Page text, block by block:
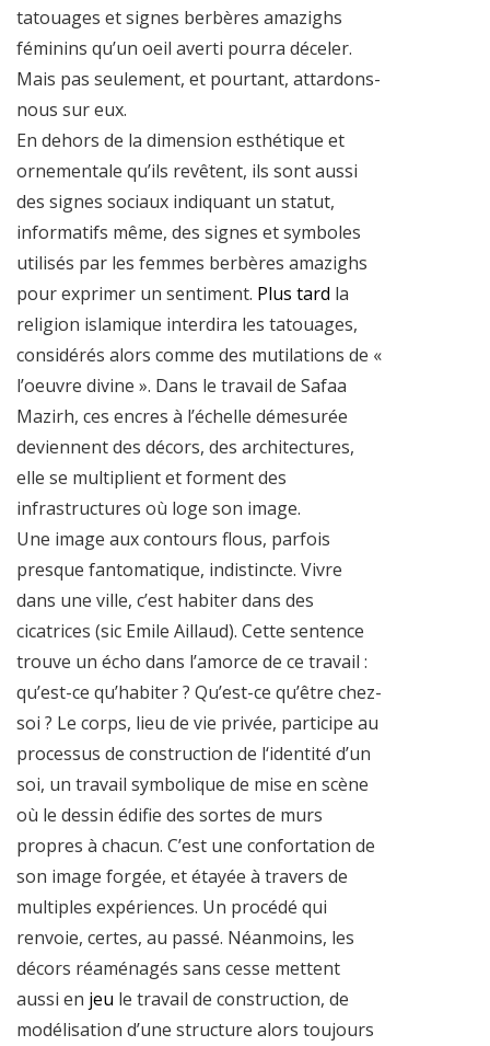
tatouages et signes berbères amazighs
féminins qu’un oeil averti pourra déceler.
Mais pas seulement, et pourtant, attardons-
nous sur eux.
En dehors de la dimension esthétique et
ornementale qu’ils revêtent, ils sont aussi
des signes sociaux indiquant un statut,
informatifs même, des signes et symboles
utilisés par les femmes berbères amazighs
pour exprimer un sentiment. Plus tard la
religion islamique interdira les tatouages,
considérés alors comme des mutilations de «
l’oeuvre divine ». Dans le travail de Safaa
Mazirh, ces encres à l’échelle démesurée
deviennent des décors, des architectures,
elle se multiplient et forment des
infrastructures où loge son image.
Une image aux contours flous, parfois
presque fantomatique, indistincte. Vivre
dans une ville, c’est habiter dans des
cicatrices (sic Emile Aillaud). Cette sentence
trouve un écho dans l’amorce de ce travail :
qu’est-ce qu’habiter ? Qu’est-ce qu’être chez-
soi ? Le corps, lieu de vie privée, participe au
processus de construction de l‘identité d’un
soi, un travail symbolique de mise en scène
où le dessin édifie des sortes de murs
propres à chacun. C’est une confortation de
son image forgée, et étayée à travers de
multiples expériences. Un procédé qui
renvoie, certes, au passé. Néanmoins, les
décors réaménagés sans cesse mettent
aussi en jeu le travail de construction, de
modélisation d’une structure alors toujours